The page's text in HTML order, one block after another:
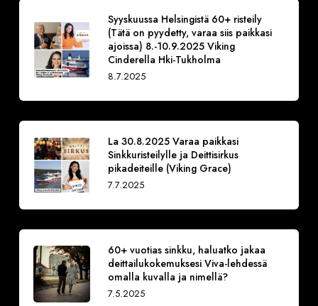
Syyskuussa Helsingistä 60+ risteily
(Tätä on pyydetty, varaa siis paikkasi
ajoissa) 8.-10.9.2025 Viking
Cinderella Hki-Tukholma
8.7.2025
La 30.8.2025 Varaa paikkasi
Sinkkuristeilylle ja Deittisirkus
pikadeiteille (Viking Grace)
7.7.2025
60+ vuotias sinkku, haluatko jakaa
deittailukokemuksesi Viva-lehdessä
omalla kuvalla ja nimellä?
7.5.2025